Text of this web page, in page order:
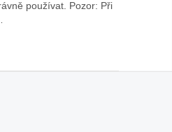
používat. Pozor: Při